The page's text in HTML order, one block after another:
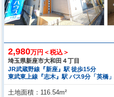
2,980万円＜税込＞
埼玉県新座市大和田４丁目
JR武蔵野線『新座』駅 徒歩15分
東武東上線『志木』駅 バス9分「英橋
土地面積
116.54m²